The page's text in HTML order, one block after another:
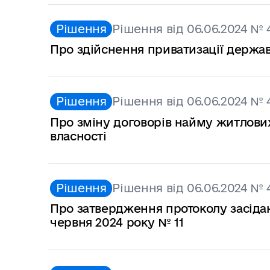
Рішення Рішення від 06.06.2024 №
Про здійснення приватизації
Рішення Рішення від 06.06.2024 №
Про зміну договорів найму
власності
Рішення Рішення від 06.06.2024 №
Про затвердження протоколу
червня 2024 року № 11